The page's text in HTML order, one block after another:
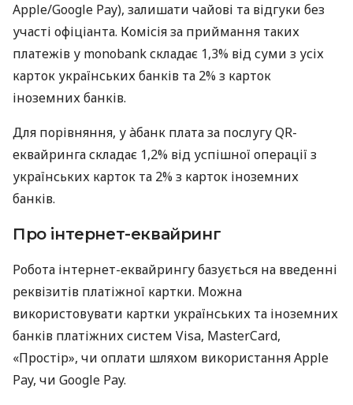
Apple/Google Pay), залишати чайові та відгуки без
участі офіціанта. Комісія за приймання таких
платежів у monobank складає 1,3% від суми з усіх
карток українських банків та 2% з карток
іноземних банків.
Для порівняння, у àбанк плата за послугу QR-
еквайринга складає 1,2% від успішної операції з
українських карток та 2% з карток іноземних
банків.
Про інтернет-еквайринг
Робота інтернет-еквайрингу базується на введенні
реквізитів платіжної картки. Можна
використовувати картки українських та іноземних
банків платіжних систем Visa, MasterCard,
«Простір», чи оплати шляхом використання Apple
Pay, чи Google Pay.